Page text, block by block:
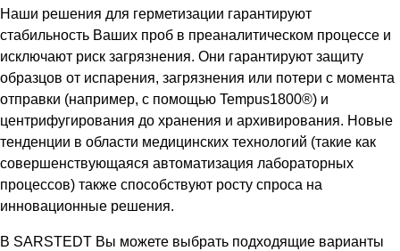
Наши решения для герметизации гарантируют
стабильность Ваших проб в преаналитическом процессе и
исключают риск загрязнения. Они гарантируют защиту
образцов от испарения, загрязнения или потери с момента
отправки (например, с помощью Tempus1800®) и
центрифугирования до хранения и архивирования. Новые
тенденции в области медицинских технологий (такие как
совершенствующаяся автоматизация лабораторных
процессов) также способствуют росту спроса на
инновационные решения.
В SARSTEDT Вы можете выбрать подходящие варианты